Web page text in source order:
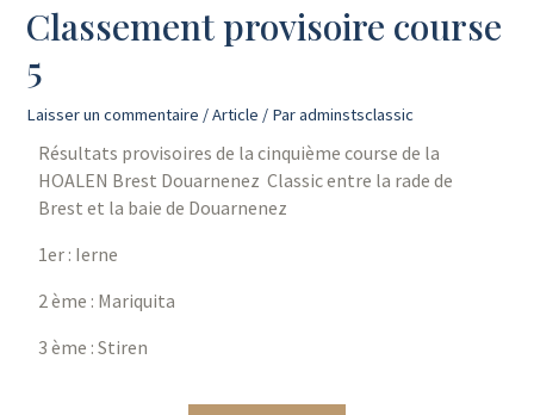
Classement provisoire course
5
Laisser un commentaire /Article / Paradminstsclassic
Résultats provisoires de la cinquième course de la
HOALEN Brest Douarnenez Classic entre la rade de
Brest et la baie de Douarnenez
1er : Ierne
2 ème : Mariquita
3 ème : Stiren